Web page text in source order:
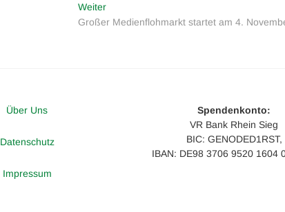
WeiterNächster
Beitrag:
Großer Medienflohmarkt startet am 4.
Über Uns
Datenschutz
Impressum
Spendenkonto:
VR Bank Rhein Sieg
BIC: GENODED1RST,
IBAN: DE98 3706 9520 1604